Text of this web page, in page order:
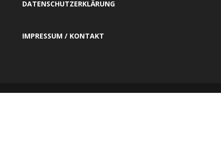
DATENSCHUTZERKLÄRUNG
IMPRESSUM / KONTAKT